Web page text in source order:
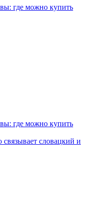
где можно купить
где можно купить
словацкий и